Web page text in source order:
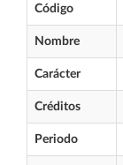
Código
Nombre
Carácter
Créditos
Periodo